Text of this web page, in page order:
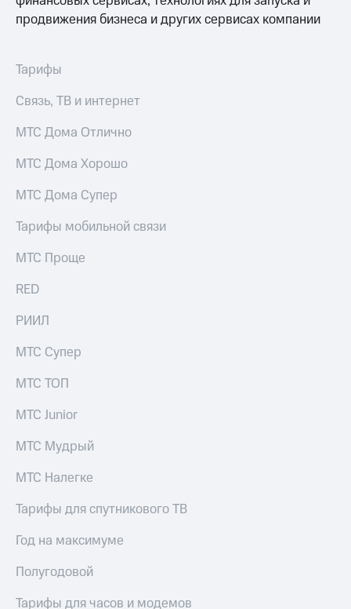
Собрания
акционеров
капитал
и
Рынок
Описание
Программа
Порядок
выкупа
Описание
Уведомление
погашении
облигаций
Реквизиты
Контакты
развитие
На главную
продвижения бизнеса и других сервисах компании
Тарифы
Связь, ТВ и интернет
МТС Дома Отлично
МТС Дома Хорошо
МТС Дома Супер
Тарифы мобильной связи
МТС Проще
RED
РИИЛ
МТС Супер
МТС ТОП
МТС Junior
МТС Мудрый
МТС Налегке
Тарифы для спутникового ТВ
Год на максимуме
Полугодовой
Тарифы для часов и модемов